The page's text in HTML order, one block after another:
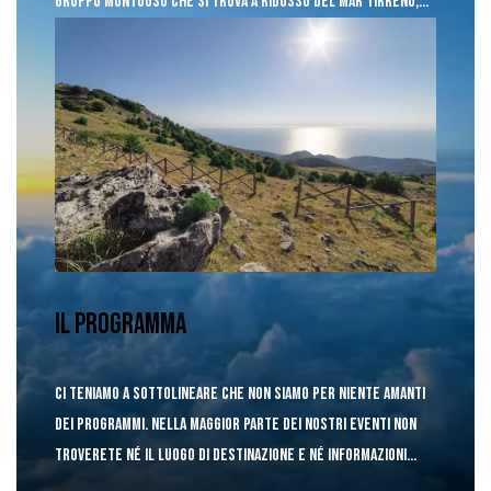
nella provincia di Cosenza e separa il capoluogo dal mare.
Vista a 360 gradi che spazia dal Pollino alla valle del Crati,
alla Sila, al mar Tirreno con lo Stromboli che svetta, e
nelle giornate particolarmente limpide fino
all’Aspromonte e all’Etna, un punto panoramico incredibile.
Il Programma
Ci teniamo a sottolineare che non siamo per niente amanti
dei programmi. Nella maggior parte dei nostri eventi non
troverete né il luogo di destinazione e né informazioni